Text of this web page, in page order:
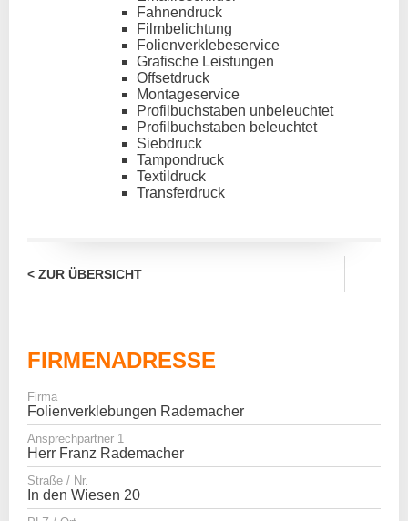
Fahnendruck
Filmbelichtung
Folienverklebeservice
Grafische Leistungen
Offsetdruck
Montageservice
Profilbuchstaben unbeleuchtet
Profilbuchstaben beleuchtet
Siebdruck
Tampondruck
Textildruck
Transferdruck
< ZUR ÜBERSICHT
FIRMENADRESSE
Firma
Folienverklebungen Rademacher
Ansprechpartner 1
Herr Franz Rademacher
Straße / Nr.
In den Wiesen 20